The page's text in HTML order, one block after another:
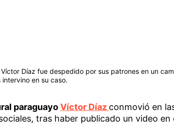
Víctor Díaz fue despedido por sus patrones en un
intervino en su caso.
paraguayoVíctor Díaz conmovió en
tras haber publicado un video